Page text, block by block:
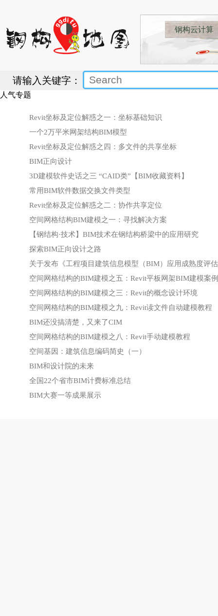
钢构云计算
请输入关键字：
人气专题
Revit坐标及定位解惑之一：坐标基础知识
一个2万平米网架结构BIM模型
Revit坐标及定位解惑之四：多文件的共享坐标
BIM正向设计
3D建模软件史话之三 “CAID类”【BIM收藏资料】
常用BIM软件数据交换文件类型
Revit坐标及定位解惑之二：协作共享定位
空间网格结构BIM建模之一：寻找解决方案
【钢结构·技术】BIM技术在钢结构桥梁中的应用研究
探索BIM正向设计之路
关于发布《工程项目建筑信息模型（BIM）应用成熟度评
空间网格结构的BIM建模之五：Revit平板网架BIM建模案例
空间网格结构的BIM建模之三：Revit的概念设计环境
空间网格结构的BIM建模之九：Revit读文件自动建模教程
BIM还没搞清楚，又来了CIM
空间网格结构的BIM建模之八：Revit手动建模教程
空间基因：建筑信息编码简史（一）
BIM和设计院的未来
全国22个省市BIM计费标准总结
BIM大赛一等成果展示